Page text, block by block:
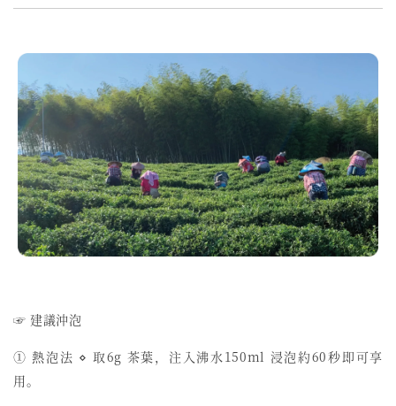
☞ 建議沖泡
① 熱泡法 ⋄ 取6g 茶葉，注入沸水150ml 浸泡約60秒即可享
用。